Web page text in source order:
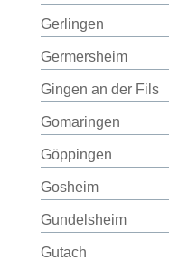
Gerlingen
Germersheim
Gingen an der Fils
Gomaringen
Göppingen
Gosheim
Gundelsheim
Gutach